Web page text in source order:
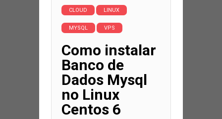
CLOUD LINUX
MYSQL VPS
Como instalar
Banco de
Dados Mysql
no Linux
Centos 6